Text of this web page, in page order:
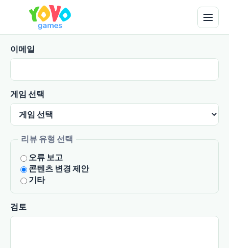
이메일
게임 선택
리뷰 유형 선택
오류 보고
콘텐츠 변경 제안
기타
검토